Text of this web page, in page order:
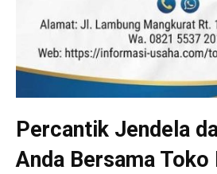
Percantik Jendela
Anda Bersama Toko